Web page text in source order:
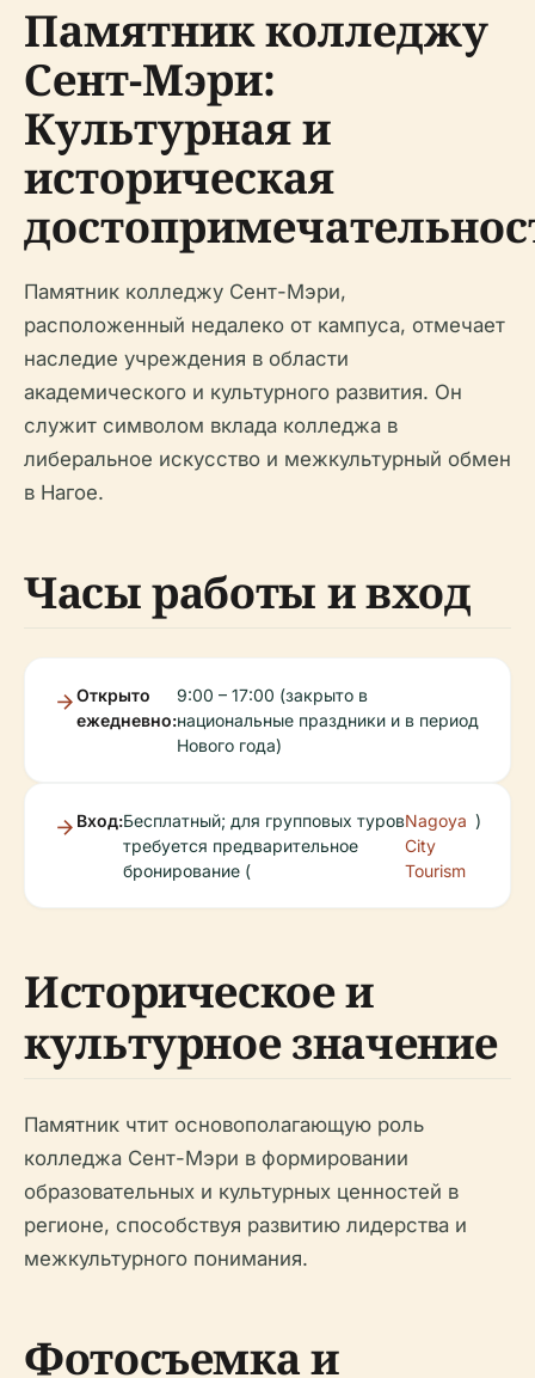
Памятник колледжу
Сент-Мэри:
Культурная и
историческая
Памятник колледжу Сент-Мэри,
расположенный недалеко от кампуса, отмечает
наследие учреждения в области
академического и культурного развития. Он
служит символом вклада колледжа в
либеральное искусство и межкультурный обмен
в Нагое.
Часы работы и вход
Открыто
ежедневно:
9:00 – 17:00 (закрыто в
национальные праздники и в период
Нового года)
Вход:Бесплатный; для групповых туров
требуется предварительное
бронирование (
Nagoya
City
Tourism
)
Историческое и
культурное значение
Памятник чтит основополагающую роль
колледжа Сент-Мэри в формировании
образовательных и культурных ценностей в
регионе, способствуя развитию лидерства и
межкультурного понимания.
Фотосъемка и